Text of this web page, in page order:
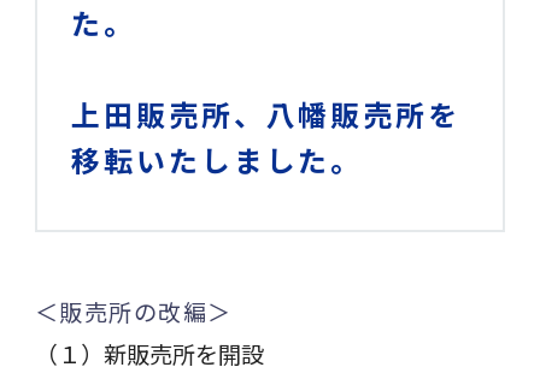
た。
上田販売所、八幡販売所を
移転いたしました。
＜販売所の改編＞
（１）新販売所を開設